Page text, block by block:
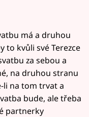
má a druhou
to kvůli své Terezce
za sebou a
na druhou stranu
li na tom trvat a
bude, ale třeba
partnerky